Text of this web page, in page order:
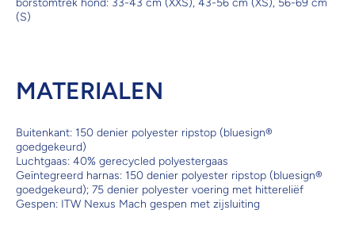
(S)
MATERIALEN
Buitenkant: 150 denier polyester ripstop (bluesign®
goedgekeurd)
Luchtgaas: 40% gerecycled polyestergaas
Geïntegreerd harnas: 150 denier polyester ripstop (bluesign®
goedgekeurd); 75 denier polyester voering met hittereliëf
Gespen: ITW Nexus Mach gespen met zijsluiting